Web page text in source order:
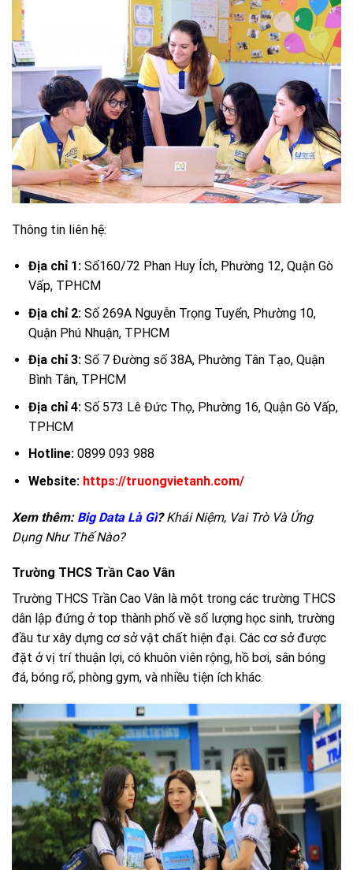
Thông tin liên hệ:
Địa chỉ 1:Số160/72 Phan Huy Ích, Phường 12, Quận Gò
Vấp, TPHCM
Địa chỉ 2:Số 269A Nguyễn Trọng Tuyển, Phường 10,
Quận Phú Nhuận, TPHCM
Địa chỉ 3:Số 7 Đường số 38A, Phường Tân Tạo, Quận
Bình Tân, TPHCM
Địa chỉ 4:Số 573 Lê Đức Thọ, Phường 16, Quận Gò Vấp,
TPHCM
Hotline:0899 093 988
Website: https://truongvietanh.com/
Xem thêm: Big Data Là Gì?Khái Niệm, Vai Trò Và Ứng
Dụng Như Thế Nào?
Trường THCS Trần Cao Vân
Trường THCS Trần Cao Vân là một trong các trường THCS
dân lập đứng ở top thành phố về số lượng học sinh, trường
đầu tư xây dựng cơ sở vật chất hiện đại. Các cơ sở được
đặt ở vị trí thuận lợi, có khuôn viên rộng, hồ bơi, sân bóng
đá, bóng rổ, phòng gym, và nhiều tiện ích khác.